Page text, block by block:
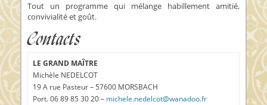
Tout un programme qui mélange habillement amitié,
convivialité et goût.
Contacts
LE GRAND MAÎTRE
Michèle NEDELCOT
19 A rue Pasteur – 57600 MORSBACH
Port. 06 89 85 30 20 – michele.nedelcot@wanadoo.fr